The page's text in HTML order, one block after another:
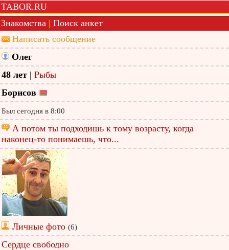
TABOR.RU
Знакомства | Поиск анкет
Написать сообщение
Олег
48 лет | Рыбы
Борисов
Был сегодня в 8:00
А потом ты подходишь к тому возрасту, когда
наконец-то понимаешь, что...
Личные фото (6)
Сердце свободно